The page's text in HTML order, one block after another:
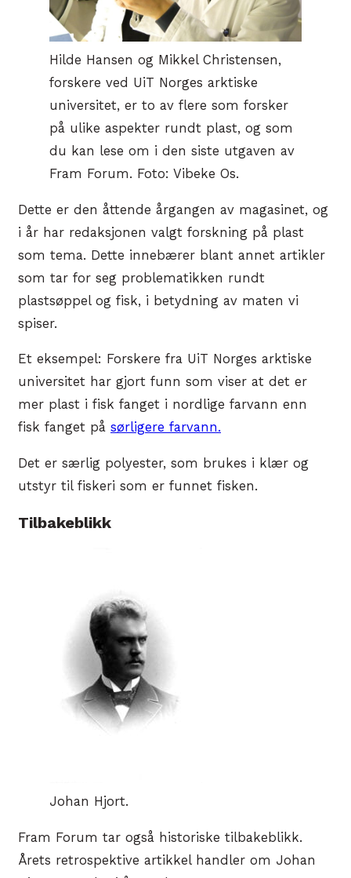
Hilde Hansen og Mikkel Christensen,
forskere ved UiT Norges arktiske
universitet, er to av flere som forsker
på ulike aspekter rundt plast, og som
du kan lese om i den siste utgaven av
Fram Forum. Foto: Vibeke Os.
Dette er den åttende årgangen av magasinet, og
i år har redaksjonen valgt forskning på plast
som tema. Dette innebærer blant annet artikler
som tar for seg problematikken rundt
plastsøppel og fisk, i betydning av maten vi
spiser.
Et eksempel: Forskere fra UiT Norges arktiske
universitet har gjort funn som viser at det er
mer plast i fisk fanget i nordlige farvann enn
fisk fanget på sørligere farvann.
Det er særlig polyester, som brukes i klær og
utstyr til fiskeri som er funnet fisken.
Tilbakeblikk
Johan Hjort.
Fram Forum tar også historiske tilbakeblikk.
Årets retrospektive artikkel handler om Johan